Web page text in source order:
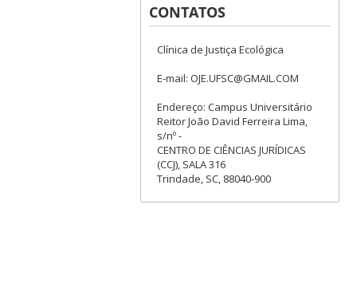
CONTATOS
Clínica de Justiça Ecológica
E-mail: OJE.UFSC@GMAIL.COM
Endereço: Campus Universitário
Reitor João David Ferreira Lima,
s/nº -
CENTRO DE CIÊNCIAS JURÍDICAS
(CCJ), SALA 316
Trindade, SC, 88040-900